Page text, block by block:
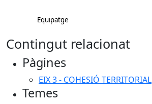
Equipatge
Contingut relacionat
Pàgines
EIX 3 - COHESIÓ TERRITORIAL
Temes